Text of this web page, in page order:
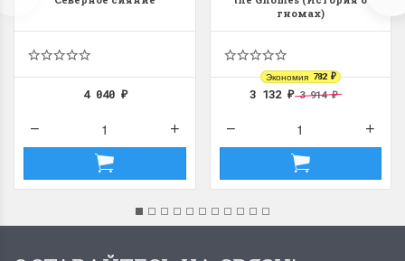
4 040 ₽
гномах)
Экономия 782 ₽
3 132₽ 3 914₽